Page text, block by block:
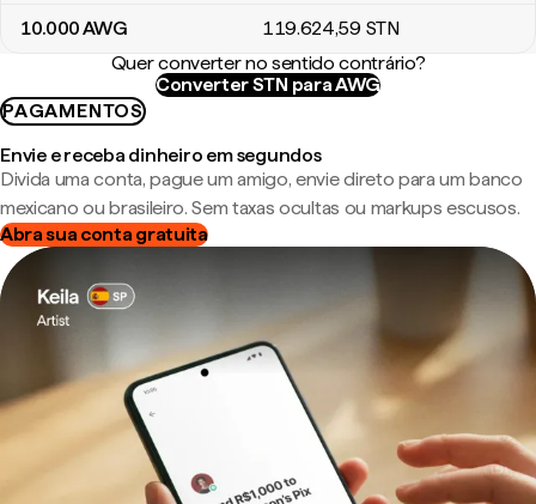
10.000AWG 119.624,59 STN
Quer converter no sentido contrário?
Converter STN para AWG
PAGAMENTOS
Envie e receba dinheiro em segundos
Divida uma conta, pague um amigo, envie direto para um banco
mexicano ou brasileiro. Sem taxas ocultas ou markups escusos.
Abra sua conta gratuita